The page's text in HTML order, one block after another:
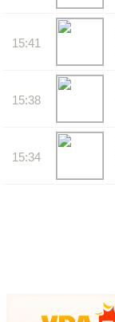
15:41
15:38
15:34